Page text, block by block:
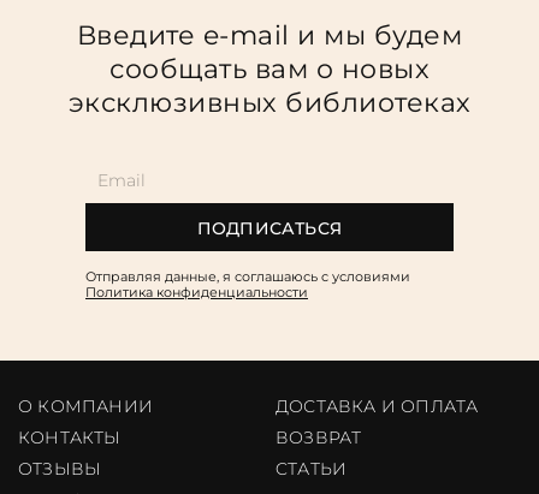
Введите e-mail и мы будем
сообщать вам о новых
эксклюзивных библиотеках
ПОДПИСАТЬСЯ
Отправляя данные, я соглашаюсь c условиями
Политика конфиденциальности
О КОМПАНИИ
ДОСТАВКА И ОПЛАТА
КОНТАКТЫ
ВОЗВРАТ
ОТЗЫВЫ
CТАТЬИ